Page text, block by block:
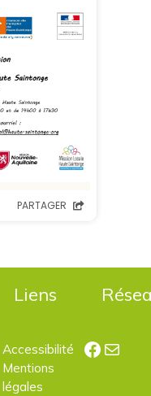
Liens
Accessibilité
Mentions
légales
E-mail